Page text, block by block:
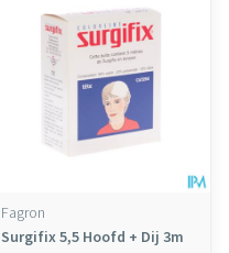
Fagron
Surgifix 5,5 Hoofd + Dij 3m